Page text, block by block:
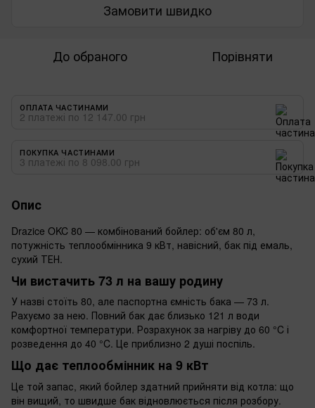
Замовити швидко
До обраного Порівняти
ОПЛАТА ЧАСТИНАМИ
2 платежі по 12 147.00 грн
ПОКУПКА ЧАСТИНАМИ
3 платежі по 8 098.00 грн
Опис
Drazice OKC 80 — комбінований бойлер: об'єм 80 л,
потужність теплообмінника 9 кВт, навісний, бак під емаль,
сухий ТЕН.
Чи вистачить 73 л на вашу родину
У назві стоїть 80, але паспортна ємність бака — 73 л.
Рахуємо за нею. Повний бак дає близько 121 л води
комфортної температури. Розрахунок за нагріву до 60 °C і
розведення до 40 °C. Це приблизно 2 душі поспіль.
Що дає теплообмінник на 9 кВт
Це той запас, який бойлер здатний прийняти від котла: що
він вищий, то швидше бак відновлюється після розбору.